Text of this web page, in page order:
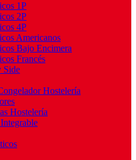
1P
2P
4P
Americanos
Bajo Encimera
Francés
Side
Hostelería
Hostelería